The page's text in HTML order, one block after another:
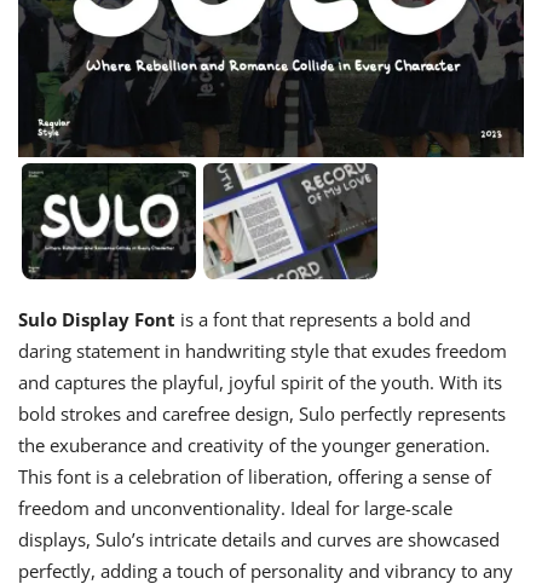
Sulo Display Font is a font that represents a bold and
daring statement in handwriting style that exudes freedom
and captures the playful, joyful spirit of the youth. With its
bold strokes and carefree design, Sulo perfectly represents
the exuberance and creativity of the younger generation.
This font is a celebration of liberation, offering a sense of
freedom and unconventionality. Ideal for large-scale
displays, Sulo’s intricate details and curves are showcased
perfectly, adding a touch of personality and vibrancy to any